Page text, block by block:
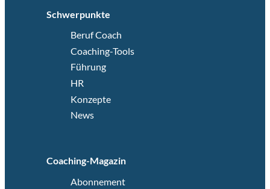
Schwerpunkte
Beruf Coach
Coaching-Tools
Führung
HR
Konzepte
News
Coaching-Magazin
Abonnement